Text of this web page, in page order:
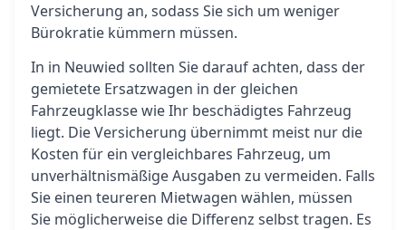
Versicherung an, sodass Sie sich um weniger
Bürokratie kümmern müssen.
In in Neuwied sollten Sie darauf achten, dass der
gemietete Ersatzwagen in der gleichen
Fahrzeugklasse wie Ihr beschädigtes Fahrzeug
liegt. Die Versicherung übernimmt meist nur die
Kosten für ein vergleichbares Fahrzeug, um
unverhältnismäßige Ausgaben zu vermeiden. Falls
Sie einen teureren Mietwagen wählen, müssen
Sie möglicherweise die Differenz selbst tragen. Es